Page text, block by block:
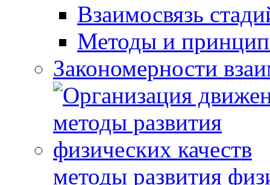
Взаимосвязь
Методы и
Закономерности
методы развития